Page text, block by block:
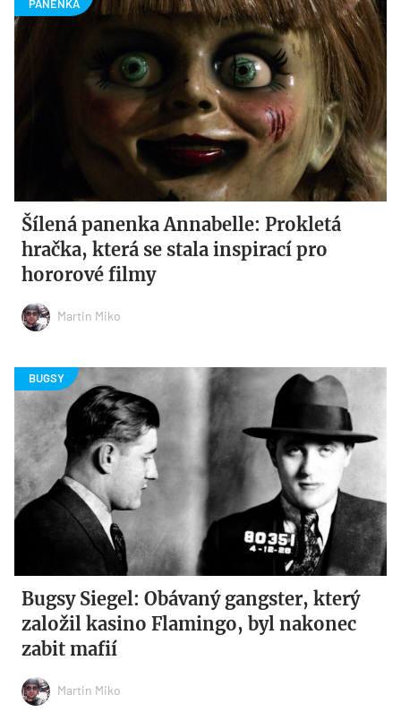
Šílená panenka Annabelle: Prokletá
hračka, která se stala inspirací pro
hororové filmy
Martin Miko
Bugsy Siegel: Obávaný gangster, který
založil kasino Flamingo, byl nakonec
zabit mafií
Martin Miko